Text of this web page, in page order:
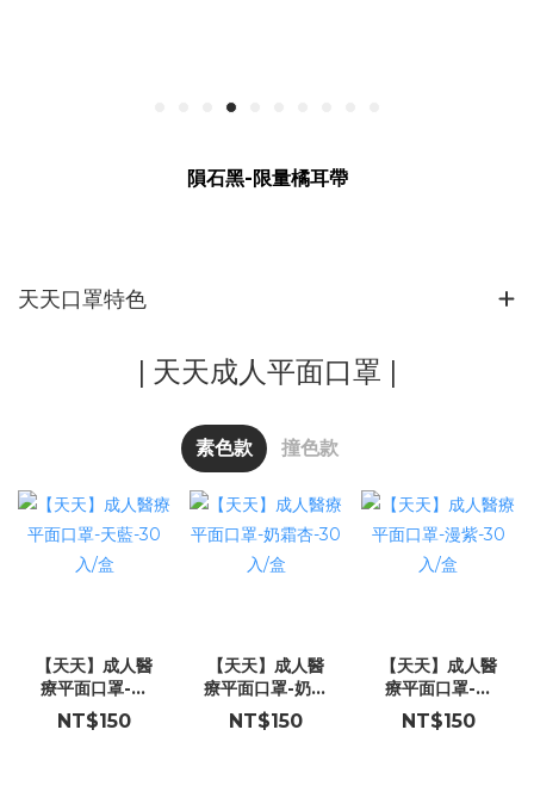
隕石黑-限量橘耳帶
天天口罩特色
| 天天成人平面口罩 |
素色款 撞色款
【天天】成人醫
療平面口罩-天
藍-30入/盒
NT$150
【天天】成人醫
療平面口罩-奶霜
杏-30入/盒
NT$150
【天天】成人醫
療平面口罩-漫
紫-30入/盒
NT$150